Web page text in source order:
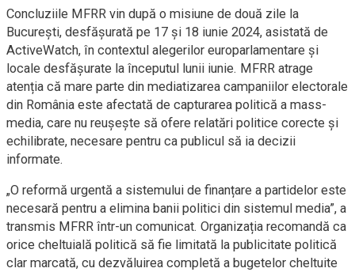
Concluziile MFRR vin după o misiune de două zile la
București, desfășurată pe 17 și 18 iunie 2024, asistată de
ActiveWatch, în contextul alegerilor europarlamentare și
locale desfășurate la începutul lunii iunie. MFRR atrage
atenția că mare parte din mediatizarea campaniilor electorale
din România este afectată de capturarea politică a mass-
media, care nu reușește să ofere relatări politice corecte și
echilibrate, necesare pentru ca publicul să ia decizii
informate.
„O reformă urgentă a sistemului de finanțare a partidelor este
necesară pentru a elimina banii politici din sistemul media”, a
transmis MFRR într-un comunicat. Organizația recomandă ca
orice cheltuială politică să fie limitată la publicitate politică
clar marcată, cu dezvăluirea completă a bugetelor cheltuite